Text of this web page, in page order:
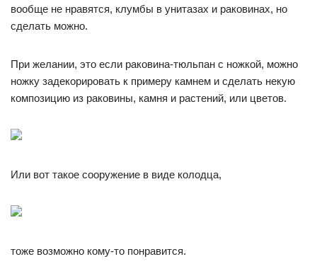
вообще не нравятся, клумбы в унитазах и раковинах, но
сделать можно.
При желании, это если раковина-тюльпан с ножкой, можно
ножку задекорировать к примеру камнем и сделать некую
композицию из раковины, камня и растений, или цветов.
Или вот такое сооружение в виде колодца,
тоже возможно кому-то понравится.